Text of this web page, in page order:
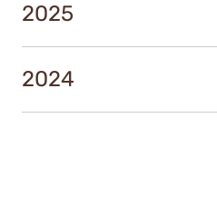
2025
2024